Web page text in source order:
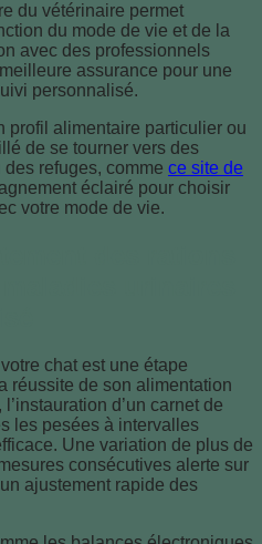
du vétérinaire permet
du mode de vie et de la
avec des professionnels
assurance pour une
personnalisé.
profil alimentaire particulier ou
de se tourner vers des
refuges, comme ce site de
éclairé pour choisir
votre mode de vie.
chat est une étape
réussite de son alimentation
d’un carnet de
les pesées à intervalles
Une variation de plus de
consécutives alerte sur
ajustement rapide des